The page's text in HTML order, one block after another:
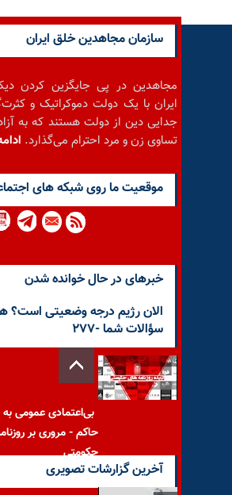
سازمان مجاهدین خلق ایران
مجاهدین در پی جایگزین کردن
ایران با یک دولت دموکراتیک و
جدایی دین از دولت هستند که به
تساوی زن و مرد احترام می‌گذارد.
موقعيت ما روى شبكه هاى
خبرهای در حال خوانده شدن
الان رژیم درجه وضعیتی است؟
سؤالات شما -۲۷۷
بی‌اعتمادی عمومی به
حاکم - مروری بر
حکومتی
آخرین گزارشات تصویری